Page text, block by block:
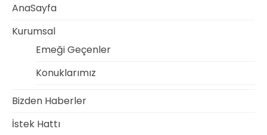
AnaSayfa
Kurumsal
Emeği Geçenler
Konuklarımız
Bizden Haberler
İstek Hattı